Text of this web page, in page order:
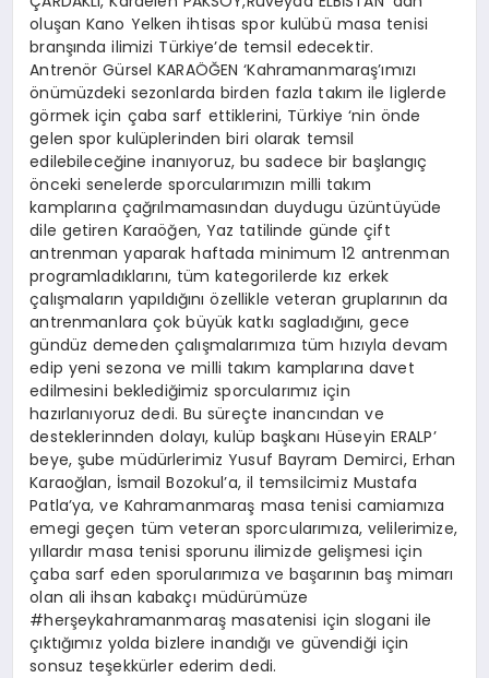
oluşan Kano Yelken ihtisas spor kulübü masa tenisi
branşında ilimizi Türkiye’de temsil edecektir.
Antrenör Gürsel KARAÖĞEN ‘Kahramanmaraş’ımızı
önümüzdeki sezonlarda birden fazla takım ile liglerde
görmek için çaba sarf ettiklerini, Türkiye ‘nin önde
gelen spor kulüplerinden biri olarak temsil
edilebileceğine inanıyoruz, bu sadece bir başlangıç
önceki senelerde sporcularımızın milli takım
kamplarına çağrılmamasından duydugu üzüntüyüde
dile getiren Karaöğen, Yaz tatilinde günde çift
antrenman yaparak haftada minimum 12 antrenman
programladıklarını, tüm kategorilerde kız erkek
çalışmaların yapıldığını özellikle veteran gruplarının da
antrenmanlara çok büyük katkı sagladığını, gece
gündüz demeden çalışmalarımıza tüm hızıyla devam
edip yeni sezona ve milli takım kamplarına davet
edilmesini beklediğimiz sporcularımız için
hazırlanıyoruz dedi. Bu süreçte inancından ve
desteklerinnden dolayı, kulüp başkanı Hüseyin ERALP’
beye, şube müdürlerimiz Yusuf Bayram Demirci, Erhan
Karaoğlan, İsmail Bozokul’a, il temsilcimiz Mustafa
Patla’ya, ve Kahramanmaraş masa tenisi camiamıza
emegi geçen tüm veteran sporcularımıza, velilerimize,
yıllardır masa tenisi sporunu ilimizde gelişmesi için
çaba sarf eden sporularımıza ve başarının baş mimarı
olan ali ihsan kabakçı müdürümüze
#herşeykahramanmaraş masatenisi için slogani ile
çıktığımız yolda bizlere inandığı ve güvendiği için
sonsuz teşekkürler ederim dedi.